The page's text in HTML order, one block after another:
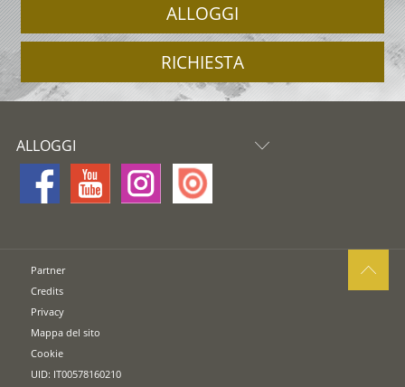
ALLOGGI
RICHIESTA
ALLOGGI
Partner
Credits
Privacy
Mappa del sito
Cookie
UID: IT00578160210